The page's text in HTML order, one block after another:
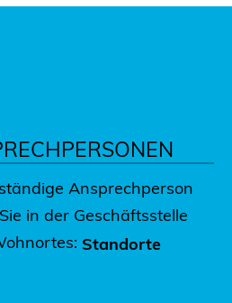
Ansprechperson
in der Geschäftsstelle
Standorte